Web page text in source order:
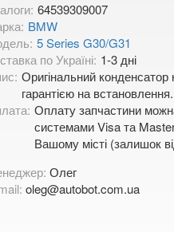
64539309007
BMW
5 Series G30/G31
по Україні: 1-3 дні
Оригінальний конденсатор
гарантією на встановлення.
Оплату запчастини
системами Visa та
Вашому місті (залишок
Олег
oleg@autobot.com.ua